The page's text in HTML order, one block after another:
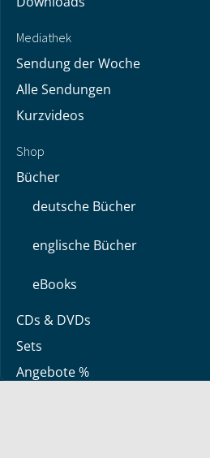
Mediathek
Sendung der Woche
Alle Sendungen
Kurzvideos
Shop
Bücher
deutsche Bücher
englische Bücher
eBooks
CDs & DVDs
Sets
Angebote %